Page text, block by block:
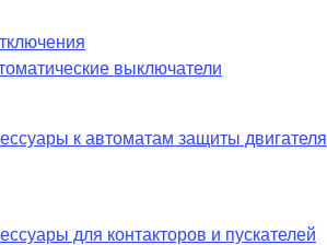
выключатели
к автоматам защиты двигателя
для контакторов и пускателей